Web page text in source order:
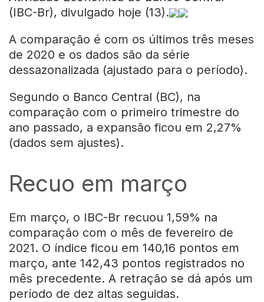
(IBC-Br), divulgado hoje (13).
A comparação é com os últimos três meses
de 2020 e os dados são da série
dessazonalizada (ajustado para o período).
Segundo o Banco Central (BC), na
comparação com o primeiro trimestre do
ano passado, a expansão ficou em 2,27%
(dados sem ajustes).
Recuo em março
Em março, o IBC-Br recuou 1,59% na
comparação com o mês de fevereiro de
2021. O índice ficou em 140,16 pontos em
março, ante 142,43 pontos registrados no
mês precedente. A retração se dá após um
período de dez altas seguidas.